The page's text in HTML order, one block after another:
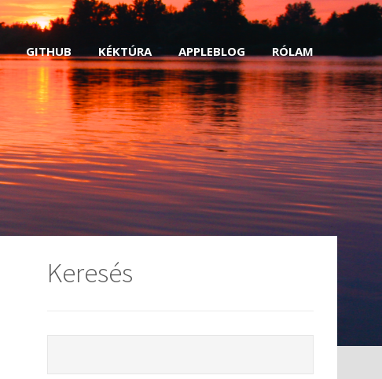
GITHUB KÉKTÚRA APPLEBLOG RÓLAM
Keresés